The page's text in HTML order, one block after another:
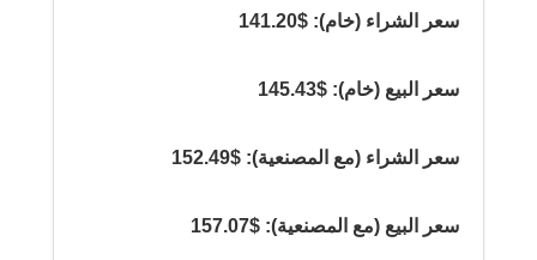
سعر الشراء (خام): $141.20
سعر البيع (خام): $145.43
سعر الشراء (مع المصنعية): $152.49
سعر البيع (مع المصنعية): $157.07